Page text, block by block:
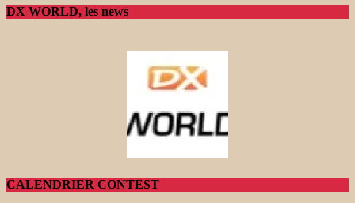
DX WORLD, les news
CALENDRIER CONTEST